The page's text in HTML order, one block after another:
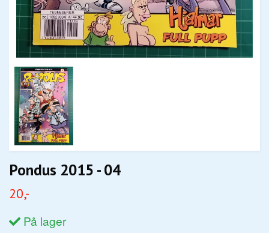
Pondus 2015 - 04
20,-
På lager